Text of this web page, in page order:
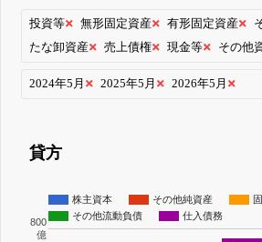
投資等 無形固定資産 有形固定資産
たな卸資産
売上債権 現金等 その他
2024年5月 2025年5月 2026年5月
貸方
株主資本 その他純資産
その他流動負債
仕入債務
800
億